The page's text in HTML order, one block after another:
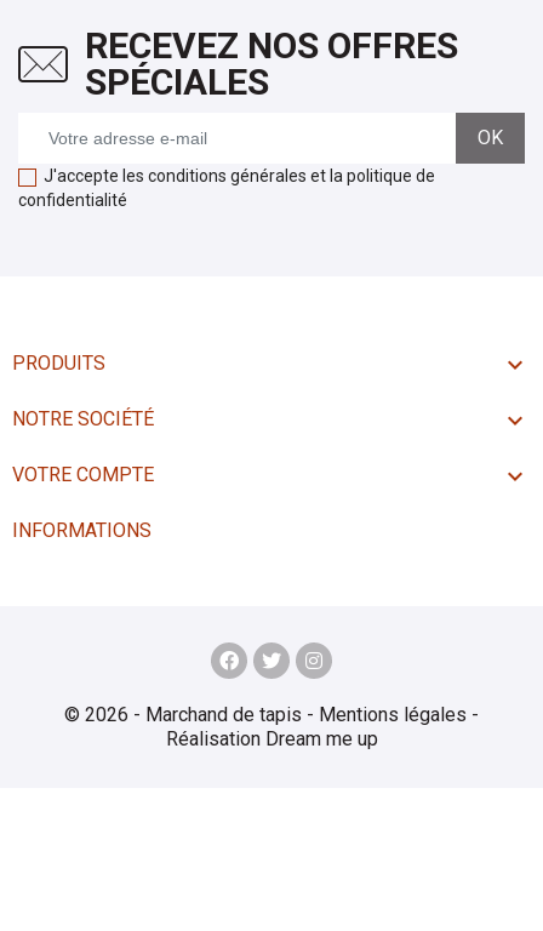
RECEVEZ NOS OFFRES
SPÉCIALES
J'accepte les conditions générales et la politique de
confidentialité
PRODUITS 
NOTRE SOCIÉTÉ 
VOTRE COMPTE 
INFORMATIONS
© 2026 - Marchand de tapis - Mentions légales -
Réalisation Dream me up